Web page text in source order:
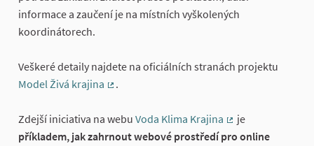
informace a zaučení je na místních vyškolených
koordinátorech.
Veškeré detaily najdete na oficiálních stranách projektu
Model Živá krajina
.
Zdejší iniciativa na webu Voda Klima Krajina
(Externí odkaz)
je
příkladem, jak zahrnout webové prostředí pro online